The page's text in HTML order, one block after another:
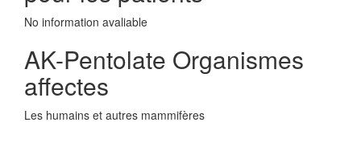
No information avaliable
AK-Pentolate Organismes
affectes
Les humains et autres mammifères